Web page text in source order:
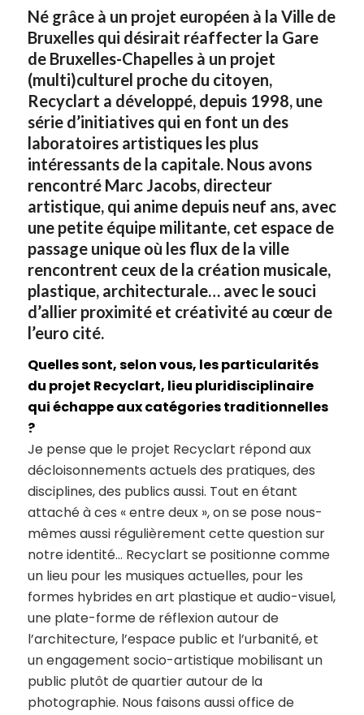
Né grâce à un projet européen à la Ville de
Bruxelles qui désirait réaffecter la Gare
de Bruxelles-Chapelles à un projet
(multi)culturel proche du citoyen,
Recyclart a développé, depuis 1998, une
série d’initiatives qui en font un des
laboratoires artistiques les plus
intéressants de la capitale. Nous avons
rencontré Marc Jacobs, directeur
artistique, qui anime depuis neuf ans, avec
une petite équipe militante, cet espace de
passage unique où les flux de la ville
rencontrent ceux de la création musicale,
plastique, architecturale… avec le souci
d’allier proximité et créativité au cœur de
l’euro cité.
Quelles sont, selon vous, les particularités
du projet Recyclart, lieu pluridisciplinaire
qui échappe aux catégories traditionnelles
?
Je pense que le projet Recyclart répond aux
décloisonnements actuels des pratiques, des
disciplines, des publics aussi. Tout en étant
attaché à ces « entre deux », on se pose nous-
mêmes aussi régulièrement cette question sur
notre identité… Recyclart se positionne comme
un lieu pour les musiques actuelles, pour les
formes hybrides en art plastique et audio-visuel,
une plate-forme de réflexion autour de
l’architecture, l’espace public et l’urbanité, et
un engagement socio-artistique mobilisant un
public plutôt de quartier autour de la
photographie. Nous faisons aussi office de